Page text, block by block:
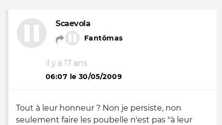
Scaevola
Fantômas
il y a 17 ans
06:07 le 30/05/2009
Tout à leur honneur ? Non je persiste, non
seulement faire les poubelle n'est pas "à leur